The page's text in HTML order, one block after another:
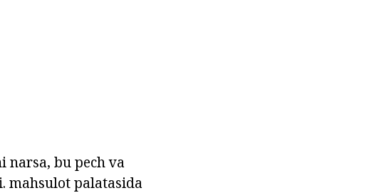
bu pech va
mahsulot palatasida